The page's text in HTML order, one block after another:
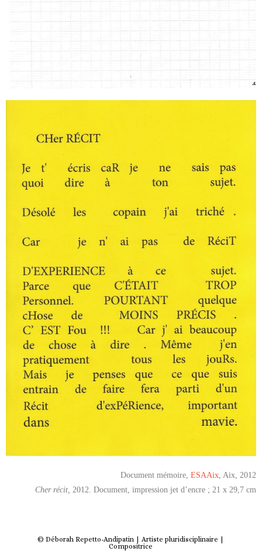
Document mémoire, ESAAix, Aix, 2012
Cher récit, 2012. Document, impression jet d’encre ; 21 x 29,7 cm
© Déborah Repetto-Andipatin | Artiste pluridisciplinaire |
Compositrice